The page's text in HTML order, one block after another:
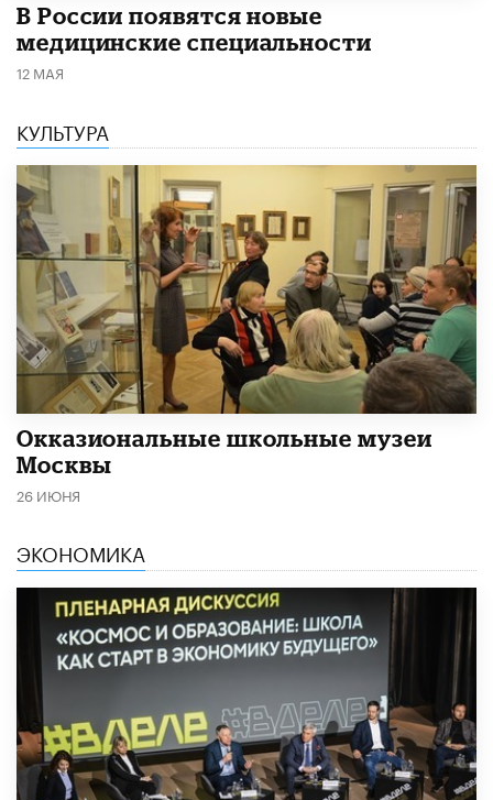
В России появятся новые
медицинские специальности
12 МАЯ
КУЛЬТУРА
​Окказиональные школьные музеи
Москвы
26 ИЮНЯ
ЭКОНОМИКА